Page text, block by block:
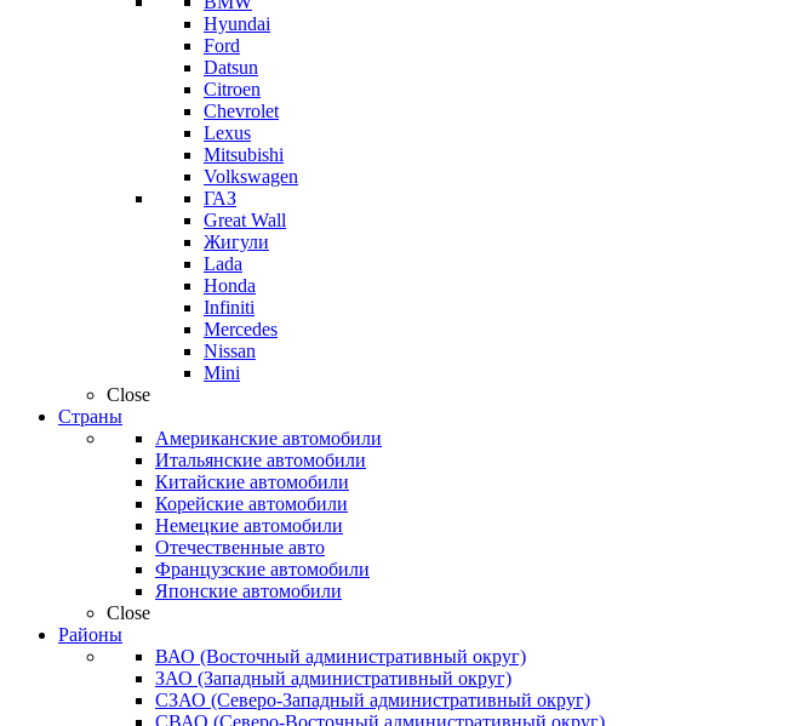
Hyundai
Ford
Datsun
Citroen
Chevrolet
Lexus
Mitsubishi
Volkswagen
ГАЗ
Great Wall
Жигули
Lada
Honda
Infiniti
Mercedes
Nissan
Mini
Close
Страны
Американские автомобили
Итальянские автомобили
Китайские автомобили
Корейские автомобили
Немецкие автомобили
Отечественные авто
Французские автомобили
Японские автомобили
Close
Районы
ВАО (Восточный административный округ)
ЗАО (Западный административный округ)
СЗАО (Северо-Западный административный округ)
СВАО (Северо-Восточный административный округ)